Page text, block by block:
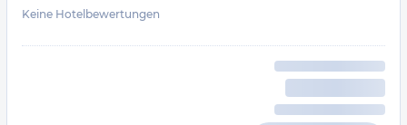
Keine Hotelbewertungen